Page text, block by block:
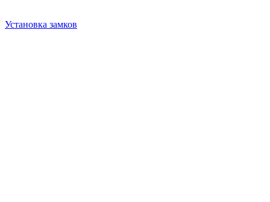
Установка замков